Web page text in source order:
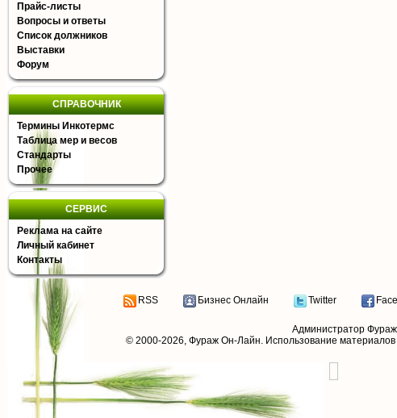
Прайс-листы
Вопросы и ответы
Список должников
Выставки
Форум
СПРАВОЧНИК
Термины Инкотермс
Таблица мер и весов
Стандарты
Прочее
СЕРВИС
Реклама на сайте
Личный кабинет
Контакты
RSS Бизнес Онлайн Twitter
Администратор
© 2000-2026, Фураж Он-Лайн. Использование